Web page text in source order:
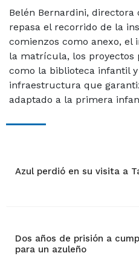
Belén Bernardini, directora
repasa el recorrido de la
comienzos como anexo, el
la matrícula, los proyectos
como la biblioteca infantil
infraestructura que
adaptado a la primera
Azul perdió en su visita a
Dos años de prisión a
para un azuleño